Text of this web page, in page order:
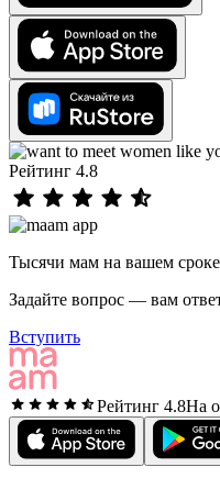
Рейтинг 4.8
Тысячи мам на вашем сроке
Задайте вопрос — вам
Вступить
Рейтинг 4.8На